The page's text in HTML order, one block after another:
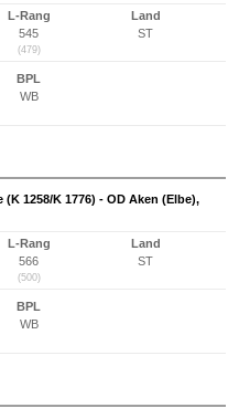
L-Rang
545
(479)
Land
ST
BPL
WB
1258/K 1776) - OD Aken (Elbe),
L-Rang
566
(500)
Land
ST
BPL
WB